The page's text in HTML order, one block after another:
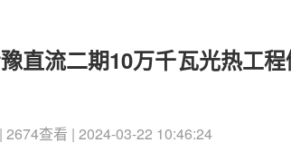
直流二期10万千瓦光热工
2674查看 | 2024-03-22 10:46:24